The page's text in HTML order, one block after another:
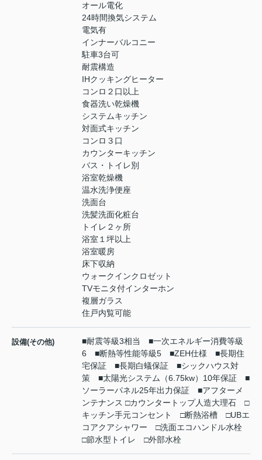
オール電化
24時間換気システム
電気有
インナーバルコニー
駐車3台可
耐震構造
IHクッキングヒーター
コンロ２口以上
食器洗い乾燥機
システムキッチン
対面式キッチン
コンロ３口
カウンターキッチン
バス・トイレ別
浴室乾燥機
温水洗浄便座
洗面台
洗髪洗面化粧台
トイレ２ヶ所
浴室１坪以上
浴室暖房
床下収納
ウォークインクロゼット
TVモニタ付インターホン
複層ガラス
住戸内覧可能
設備(その他)
■耐震等級3相当 ■一次エネルギー消費等級
6 ■断熱等性能等級5 ■ZEH仕様 ■長期住
宅保証 ■長期白蟻保証 ■シックハウス対
策 ■太陽光システム（6.75kw）10年保証 ■
ソーラーパネル25年出力保証 ■アフターメ
ンテナンス □カウンタートップ人造大理石 □
キッチン手元コンセント □断熱浴槽 □UBエ
コアクアシャワー □洗面エコハンドル水栓
□節水型トイレ □外部水栓